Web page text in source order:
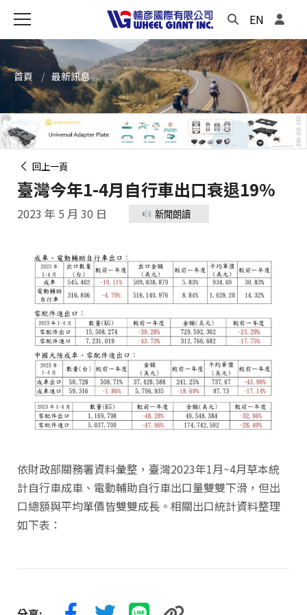
EN
首頁 最新訊息
回上一頁
臺灣今年1-4月自行車出口衰退19%
2023 年 5 月 30 日 新聞朗讀
依財政部關務署資料彙整，臺灣2023年1月~4月草本統
計自行車成車、電動輔助自行車出口量雙雙下滑，但出
口總額與平均單價皆雙雙成長。相關出口統計資料整理
如下表：